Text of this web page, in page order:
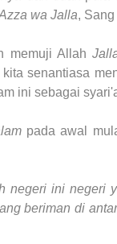
wa Jalla,
memuji Allah
senantiasa
ini sebagai
pada awal
negeri ini negeri
beriman di